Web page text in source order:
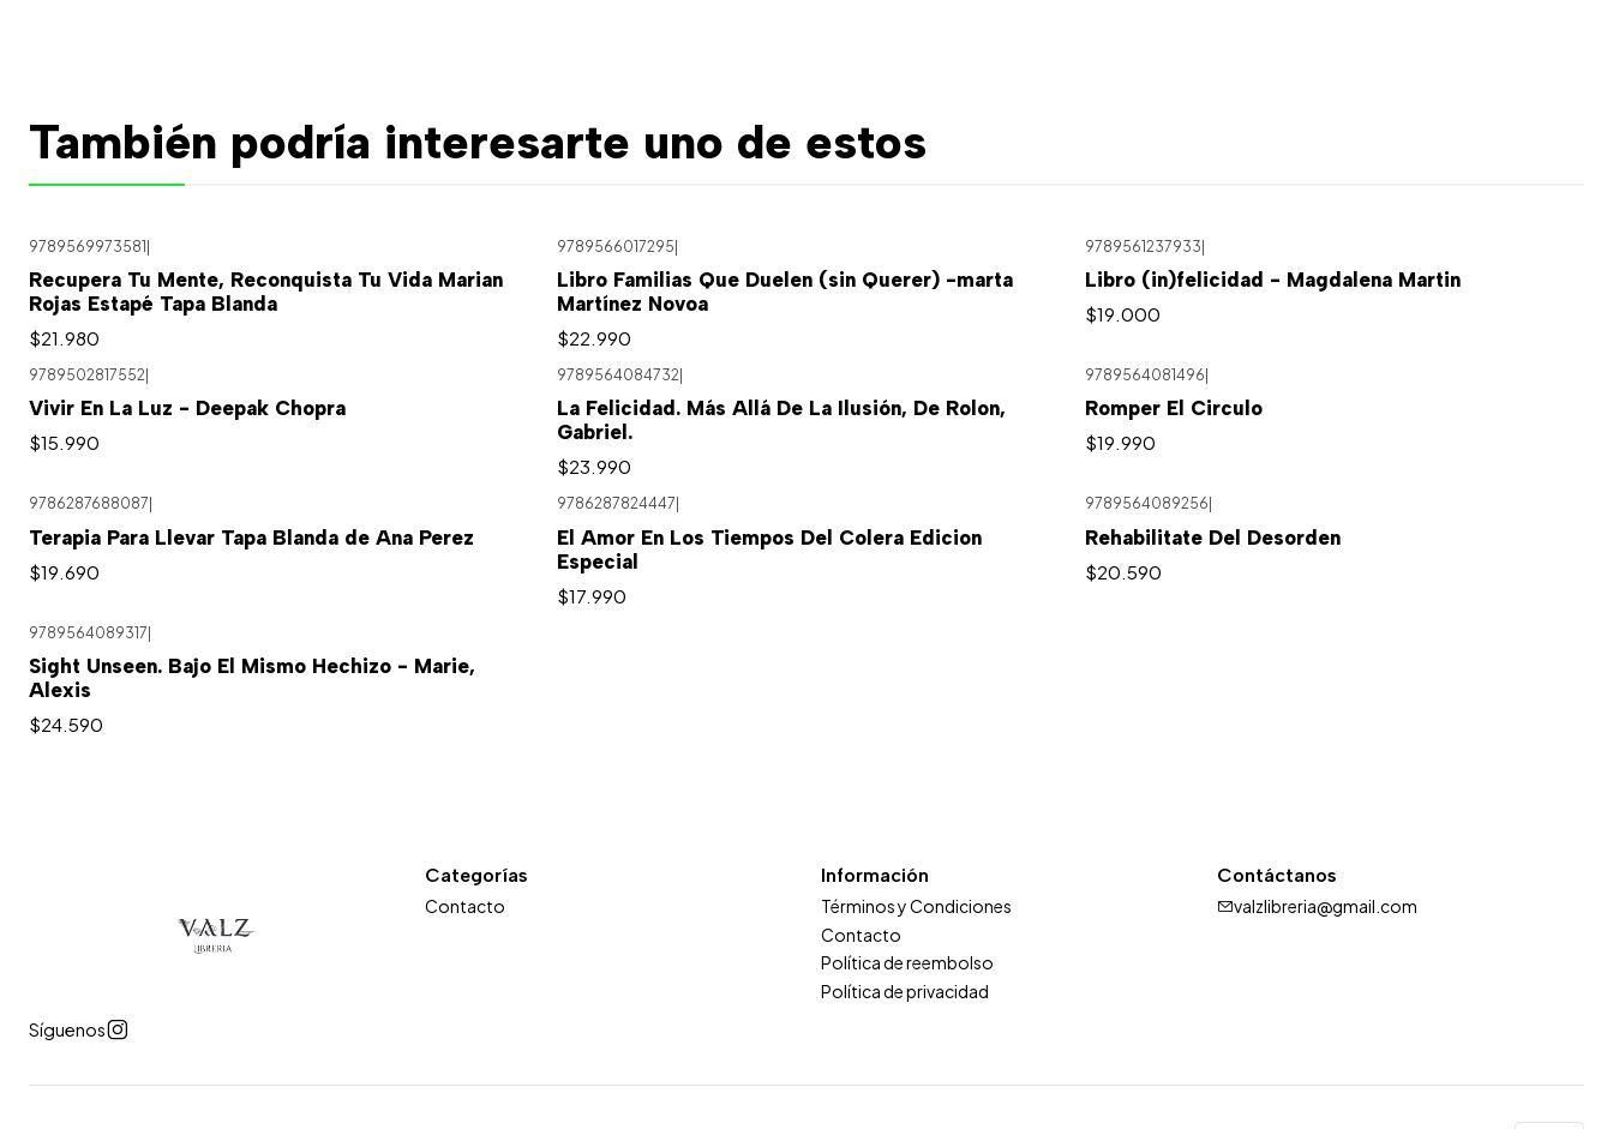
También podría interesarte uno de estos
9789569973581|
Recupera Tu Mente, Reconquista Tu Vida Marian
Rojas Estapé Tapa Blanda
$21.980
9789566017295|
Libro Familias Que Duelen (sin Querer) -marta
Martínez Novoa
$22.990
9789561237933|
Libro (in)felicidad - Magdalena Martin
$19.000
9789502817552
Vivir En La Luz - Deepak Chopra
$15.990
9789564084732|
La Felicidad. Más Allá De La Ilusión, De Rolon,
Gabriel.
$23.990
9789564081496
Romper El Circulo
$19.990
9786287688087
Terapia Para Llevar Tapa Blanda de Ana Perez
$19.690
9786287824447
El Amor En Los Tiempos Del Colera Edicion
Especial
$17.990
9789564089256
Rehabilitate Del Desorden
$20.590
9789564089317
Sight Unseen. Bajo El Mismo Hechizo - Marie,
Alexis
$24.590
Síguenos
Categorías
Contacto
Información
Términos y Condiciones
Contacto
Política de reembolso
Política de privacidad
Contáctanos
valzlibreria@gmail.com